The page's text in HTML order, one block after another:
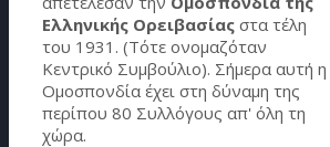
Ελληνικής Ορειβασίας στα τέλη
του 1931. (Τότε ονομαζόταν
Κεντρικό Συμβούλιο). Σήμερα αυτή η
Ομοσπονδία έχει στη δύναμη της
περίπου 80 Συλλόγους απ' όλη τη
χώρα.